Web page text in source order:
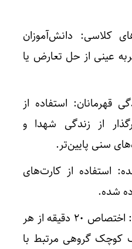
کلاسی: دانش‌آموزان
عینی از حل تعارض یا
قهرمانان: استفاده از
از زندگی شهدا و
سنی پایین‌تر.
استفاده از کارت‌های
شده.
تمرین‌های عملی و گروهی: اختصاص ۲۰ دقیقه از هر
کوچک گروهی مرتبط با